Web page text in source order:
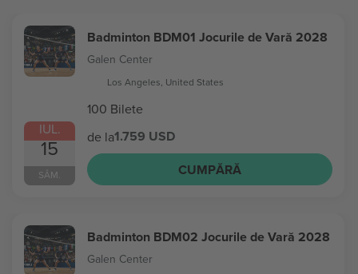
IUL.
15
SÂM.
Badminton BDM01 Jocurile de Vară 2028
Galen Center
Los Angeles, United States
100 Bilete
de la1.759 USD
CUMPĂRĂ
Badminton BDM02 Jocurile de Vară 2028
Galen Center